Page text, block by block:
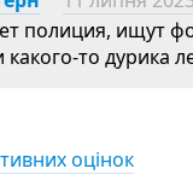
полиция, ищут
то дурика
оцінок